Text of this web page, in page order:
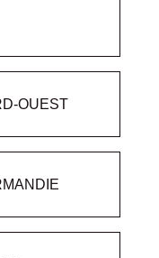
OUEST